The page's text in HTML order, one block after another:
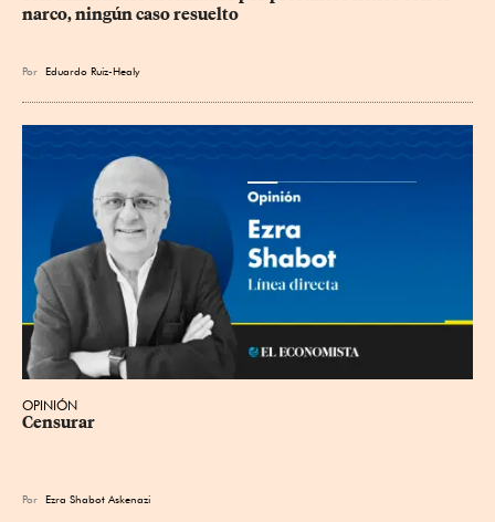
narco, ningún caso resuelto
Por Eduardo Ruiz-Healy
OPINIÓN
Censurar
Por Ezra Shabot Askenazi